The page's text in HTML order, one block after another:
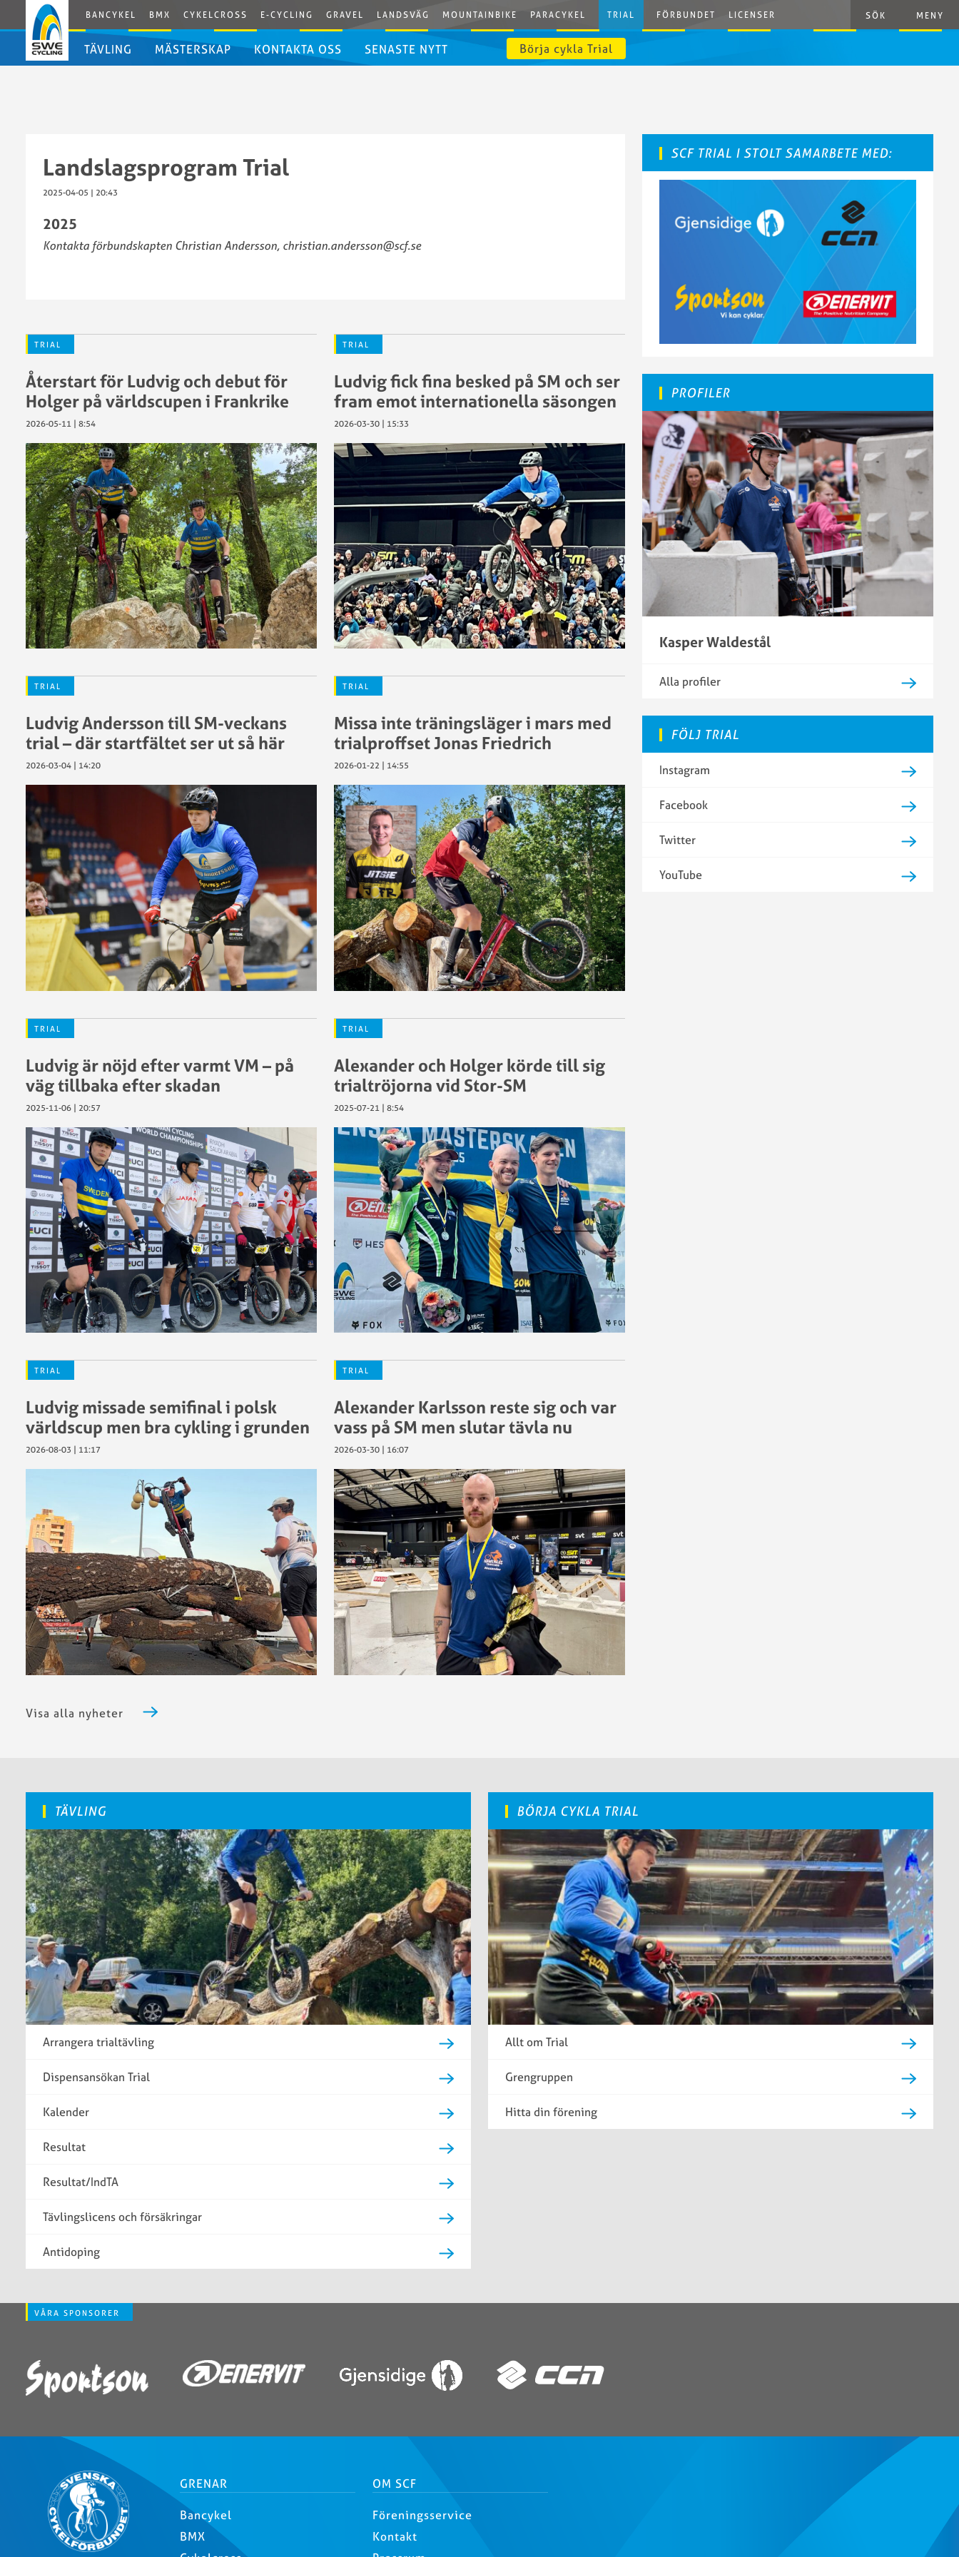
BANCYKEL BMX CYKELCROSS E-CYCLING GRAVEL LANDSVÄG MOUNTAINBIKE PARACYKEL TRIAL FÖRBUNDET LICENSER SÖK MENY
TÄVLING
SWE
2021
Landslagsuttagningar
MÄSTERSKAP
inomhus
inomhus
inomhus
2023
SM
inomhus
2022
SM
Trial
inomhus
2021
SM
Trial
inomhus
2020
SM
Trial
inomhus
SM
utomhus
2025
SM
trial
utomhus
2024
SM
Trial
utomhus
2023
SM
trial
utomhus
SM
2021
SM
utomhus
2020
SM
Trial
utomhus
2019
KONTAKTA OSS SENASTE NYTT Börja cykla Trial
Landslagsprogram Trial
2025-04-05 | 20:43
2025
Kontakta förbundskapten Christian Andersson, christian.andersson@scf.se
TRIAL
Återstart för Ludvig och debut för
Holger på världscupen i Frankrike
2026-05-11 | 8:54
TRIAL
Ludvig fick fina besked på SM och ser
fram emot internationella säsongen
2026-03-30 | 15:33
TRIAL
Ludvig Andersson till SM-veckans
trial – där startfältet ser ut så här
2026-03-04 | 14:20
TRIAL
Missa inte träningsläger i mars med
trialproffset Jonas Friedrich
2026-01-22 | 14:55
TRIAL
Ludvig är nöjd efter varmt VM – på
väg tillbaka efter skadan
2025-11-06 | 20:57
TRIAL
Alexander och Holger körde till sig
trialtröjorna vid Stor-SM
2025-07-21 | 8:54
TRIAL
Ludvig missade semifinal i polsk
världscup men bra cykling i grunden
2026-08-03 | 11:17
TRIAL
Alexander Karlsson reste sig och var
vass på SM men slutar tävla nu
2026-03-30 | 16:07
Visa alla nyheter
SCF TRIAL I STOLT SAMARBETE MED:
PROFILER
Kasper Waldestål
Alla profiler
FÖLJ TRIAL
Instagram
Facebook
Twitter
YouTube
TÄVLING
Arrangera trialtävling
Dispensansökan Trial
Kalender
Resultat
Resultat/IndTA
Tävlingslicens och försäkringar
Antidoping
BÖRJA CYKLA TRIAL
Allt om Trial
Grengruppen
Hitta din förening
VÅRA SPONSORER
GRENAR
Bancykel
BMX
OM SCF
Föreningsservice
Kontakt